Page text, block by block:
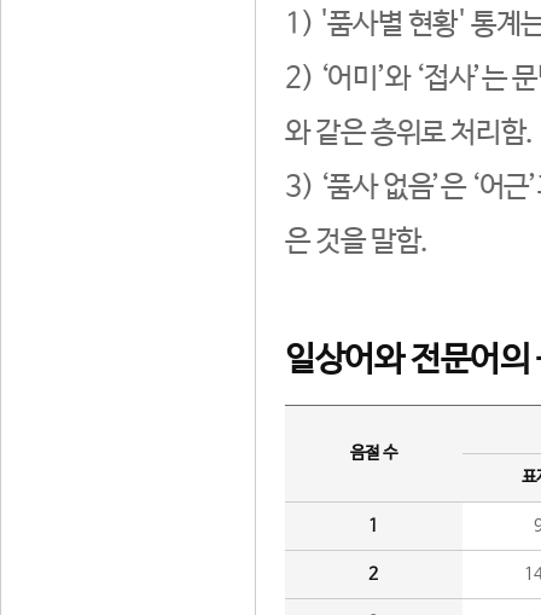
1) '품사별 현황' 통계
2) ‘어미’와 ‘접사’는
와 같은 층위로 처리함.
3) ‘품사 없음’은 ‘어
은 것을 말함.
일상어와 전문어의
음절 수
표
1
2